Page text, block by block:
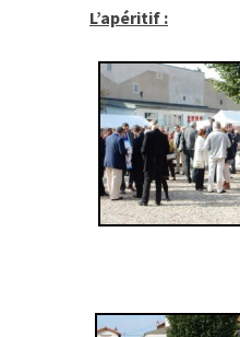
L’apéritif :